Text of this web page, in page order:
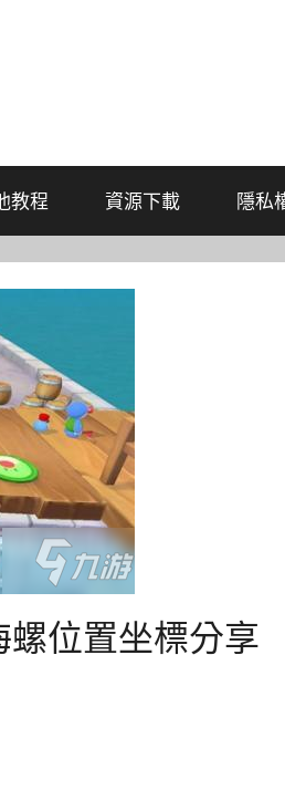
教程 資源下載 隱私
位置坐標分享